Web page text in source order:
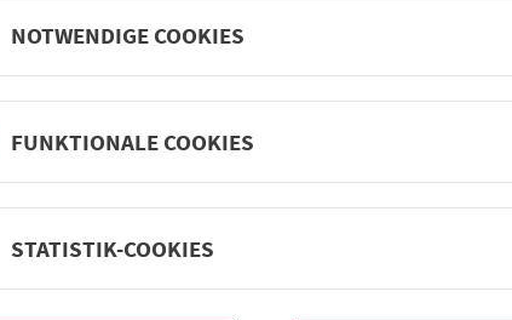
Genusstouren
Fahrplan & Tickets«
Rat­ge­ber
NOTWENDIGE COOKIES
FUNKTIONALE COOKIES
STATISTIK-COOKIES